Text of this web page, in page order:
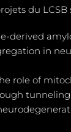
du LCSB
derived
in
role of